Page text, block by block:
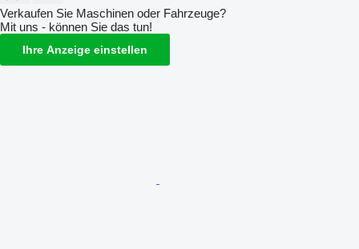
Verkaufen Sie Maschinen oder Fahrzeuge?
Mit uns - können Sie das tun!
Ihre Anzeige einstellen